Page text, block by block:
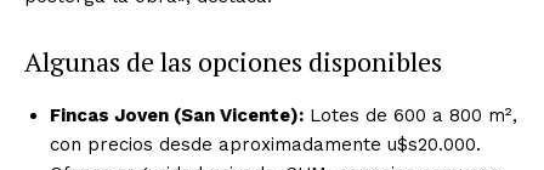
Algunas de las opciones disponibles
Fincas Joven (San Vicente): Lotes de 600 a 800 m²,
con precios desde aproximadamente u$s20.000.